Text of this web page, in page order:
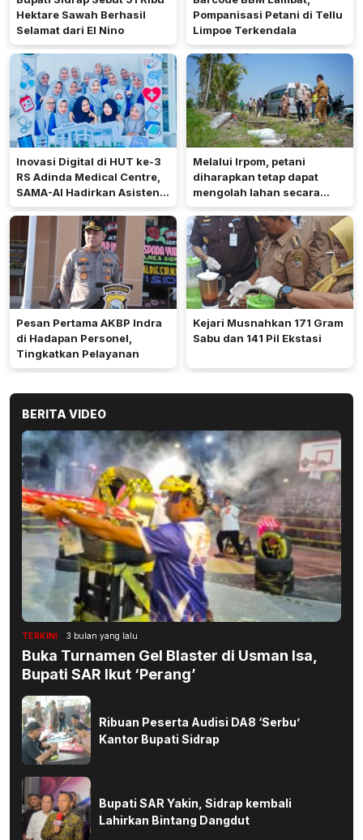
Hektare Sawah Berhasil
Selamat dari El Nino
Pompanisasi Petani di Tellu
Limpoe Terkendala
Inovasi Digital di HUT ke-3
RS Adinda Medical Centre,
SAMA-AI Hadirkan Asisten
Gizi Berbasis AI
Melalui Irpom, petani
diharapkan tetap dapat
mengolah lahan secara
optimal meski di tengah
keterbatasan air.
Pesan Pertama AKBP Indra
di Hadapan Personel,
Tingkatkan Pelayanan
Kejari Musnahkan 171 Gram
Sabu dan 141 Pil Ekstasi
BERITA VIDEO
TERKINI 3 bulan yang lalu
Buka Turnamen Gel Blaster di Usman Isa,
Bupati SAR Ikut ‘Perang’
Ribuan Peserta Audisi DA8 ‘Serbu’
Kantor Bupati Sidrap
Bupati SAR Yakin, Sidrap kembali
Lahirkan Bintang Dangdut